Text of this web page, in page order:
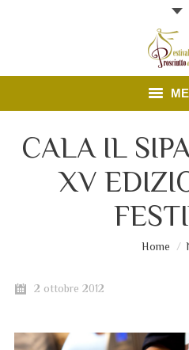
Edizione 2025
Finestre Aperte
Prosciutto di
Contatti
CALA IL
XV
Home
2 ottobre 2012